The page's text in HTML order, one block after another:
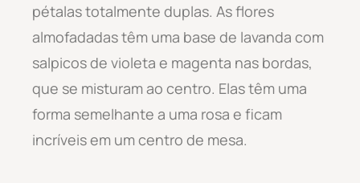
pétalas totalmente duplas. As flores
almofadadas têm uma base de lavanda com
salpicos de violeta e magenta nas bordas,
que se misturam ao centro. Elas têm uma
forma semelhante a uma rosa e ficam
incríveis em um centro de mesa.